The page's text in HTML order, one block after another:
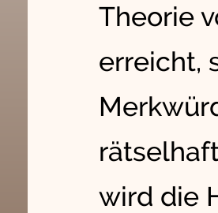
Theorie
erreicht,
wird die